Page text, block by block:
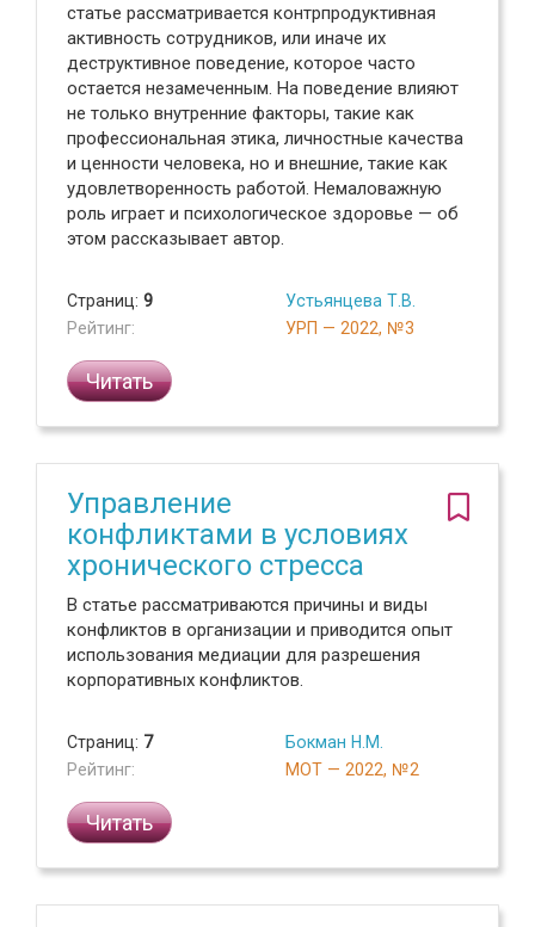
статье рассматривается контрпродуктивная
активность сотрудников, или иначе их
деструктивное поведение, которое часто
остается незамеченным. На поведение влияют
не только внутренние факторы, такие как
профессиональная этика, личностные качества
и ценности человека, но и внешние, такие как
удовлетворенность работой. Немаловажную
роль играет и психологическое здоровье — об
этом рассказывает автор.
Страниц: 9
Рейтинг:
Устьянцева Т.В.
УРП — 2022, №3
Читать
Управление
конфликтами в условиях
хронического стресса
В статье рассматриваются причины и виды
конфликтов в организации и приводится опыт
использования медиации для разрешения
корпоративных конфликтов.
Страниц: 7
Рейтинг:
Бокман Н.М.
МОТ — 2022, №2
Читать